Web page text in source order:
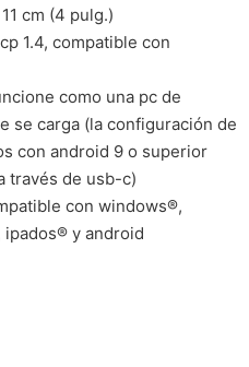
cm (4 pulg.)
1.4, compatible con
como una pc de
se carga (la configuración de
con android 9 o superior
través de usb-c)
con windows®,
y android